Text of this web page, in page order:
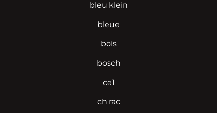
bleu klein
bleue
bois
bosch
ce1
chirac